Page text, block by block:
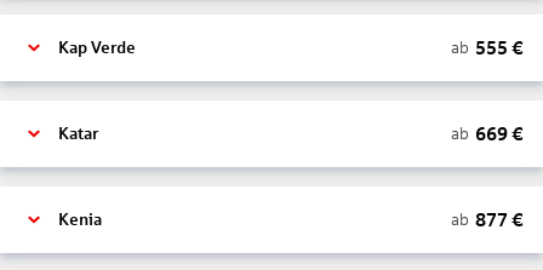
Kap Verde ab 555 €
Katar ab 669€
Kenia ab 877 €